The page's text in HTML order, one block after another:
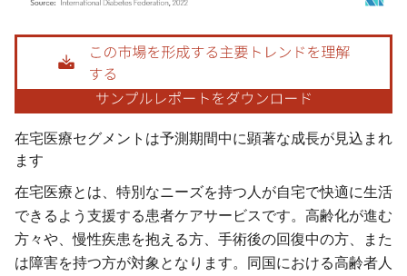
画像 © Mordor Intelligence。再利用にはCC BY 4.0の表示が必要です。
在宅医療セグメントは予測期間中に顕著な成長が見込まれ
ます
在宅医療とは、特別なニーズを持つ人が自宅で快適に生活
できるよう支援する患者ケアサービスです。高齢化が進む
方々や、慢性疾患を抱える方、手術後の回復中の方、また
は障害を持つ方が対象となります。同国における高齢者人